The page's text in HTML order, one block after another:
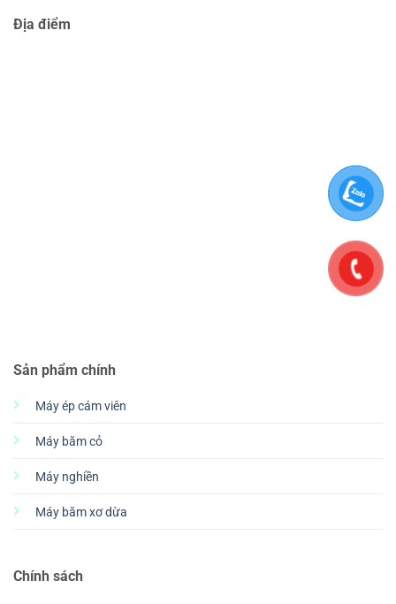
Sản phẩm chính
Máy ép cám viên
Máy băm cỏ
Máy nghiền
Máy băm xơ dừa
Chính sách
Địa điểm